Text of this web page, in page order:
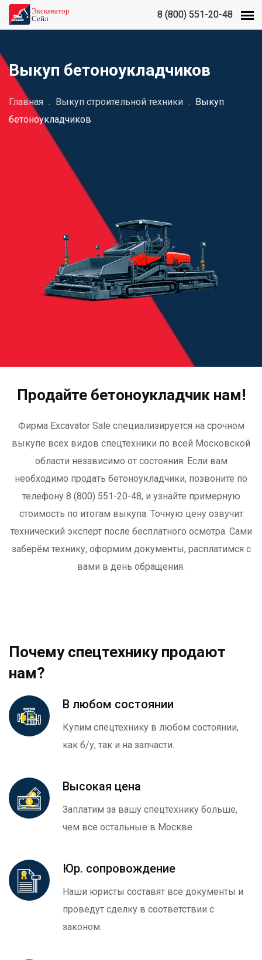
8 (800) 551-20-48
8 (800) 551-20-48
Выкуп бетоноукладчиков
Главная . Выкуп строительной техники . Выкуп
бетоноукладчиков
Продайте бетоноукладчик нам!
Фирма Excavator Sale специализируется на срочном
выкупе всех видов спецтехники по всей Московской
области независимо от состояния. Если вам
необходимо продать бетоноукладчики, позвоните по
телефону 8 (800) 551-20-48, и узнайте примерную
стоимость по итогам выкупа. Точную цену озвучит
технический эксперт после бесплатного осмотра. Сами
заберём технику, оформим документы, расплатимся с
вами в день обращения.
Почему спецтехнику продают
нам?
В любом состоянии
Купим спецтехнику в любом состоянии,
как б/у, так и на запчасти.
Высокая цена
Заплатим за вашу спецтехнику больше,
чем все остальные в Москве.
Юр. сопровождение
Наши юристы составят все документы и
проведут сделку в соответствии с
законом.